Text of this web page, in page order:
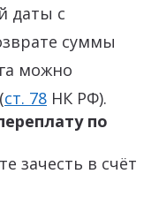
даты с
суммы
можно
ст. 78 НК РФ).
по
зачесть в счёт